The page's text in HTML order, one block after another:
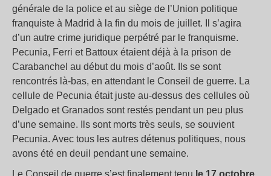
générale de la police et au siège de l’Union politique
franquiste à Madrid à la fin du mois de juillet. Il s’agira
d’un autre crime juridique perpétré par le franquisme.
Pecunia, Ferri et Battoux étaient déjà à la prison de
Carabanchel au début du mois d’août. Ils se sont
rencontrés là-bas, en attendant le Conseil de guerre. La
cellule de Pecunia était juste au-dessus des cellules où
Delgado et Granados sont restés pendant un peu plus
d’une semaine. Ils sont morts très seuls, se souvient
Pecunia. Avec tous les autres détenus politiques, nous
avons été en deuil pendant une semaine.
Le Conseil de guerre s’est finalement tenu le 17 octobre